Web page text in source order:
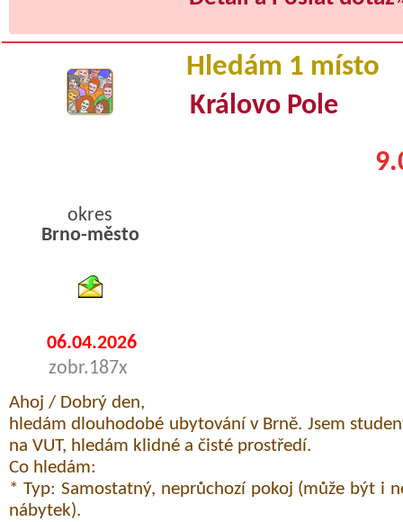
Hledám 1 místo
Královo Pole
okres
Brno-město
06.04.2026
zobr.187x
Ahoj / Dobrý den,
hledám dlouhodobé ubytování v Brně. Jsem
na VUT, hledám klidné a čisté prostředí.
Co hledám:
* Typ: Samostatný, neprůchozí pokoj (může být i
nábytek).